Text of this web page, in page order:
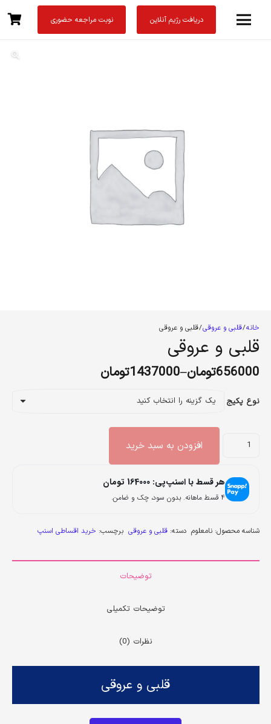
دریافت رژیم آنلاین نوبت مراجعه حضوری
خانه/قلبی و عروقی/ قلبی و عروقی
قلبی و عروقی
656000تومان–
1437000تومان
نوع پکیج
قلبی
عروقی
عدد
افزودن به سبد خرید
هر قسط با اسنپ‌پی:164000 تومان
۴ قسط ماهانه. بدون سود، چک و ضامن.
شناسه محصول:نامعلوم دسته:قلبی و عروقی برچسب: خرید اقساطی اسنپ
توضیحات
توضیحات تکمیلی
نظرات (0)
قلبی و عروقی